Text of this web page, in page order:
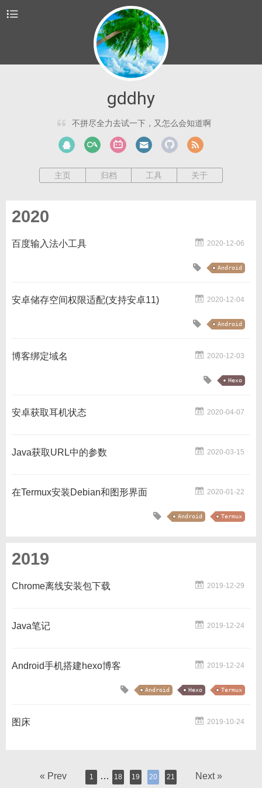
gddhy
不拼尽全力去试一下，又怎么会知道啊
主页 归档 工具 关于
2020
2020-12-06
百度输入法小工具
Android
2020-12-04
安卓储存空间权限适配(支持安卓11)
Android
2020-12-03
博客绑定域名
Hexo
2020-04-07
安卓获取耳机状态
2020-03-15
Java获取URL中的参数
2020-01-22
在Termux安装Debian和图形界面
Android Termux
2019
2019-12-29
Chrome离线安装包下载
2019-12-24
Java笔记
2019-12-24
Android手机搭建hexo博客
Android Hexo Termux
2019-10-24
图床
« Prev 1 … 18 19 20 21 Next »